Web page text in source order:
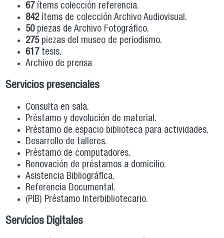
67 ítems colección referencia.
842ítems de colección Archivo Audiovisual.
50piezas de Archivo Fotográfico.
275piezas del museo de periodismo.
617 tesis.
Archivo de prensa
Servicios presenciales
Consulta en sala.
Préstamo y devolución de material.
Préstamo de espacio biblioteca para actividades.
Desarrollo de talleres.
Préstamo de computadores.
Renovación de préstamos a domicilio.
Asistencia Bibliográfica.
Referencia Documental.
(PIB) Préstamo Interbibliotecario.
Servicios Digitales